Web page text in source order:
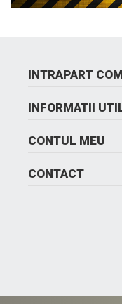
INTRAPART
INFORMATII
CONTUL MEU
CONTACT